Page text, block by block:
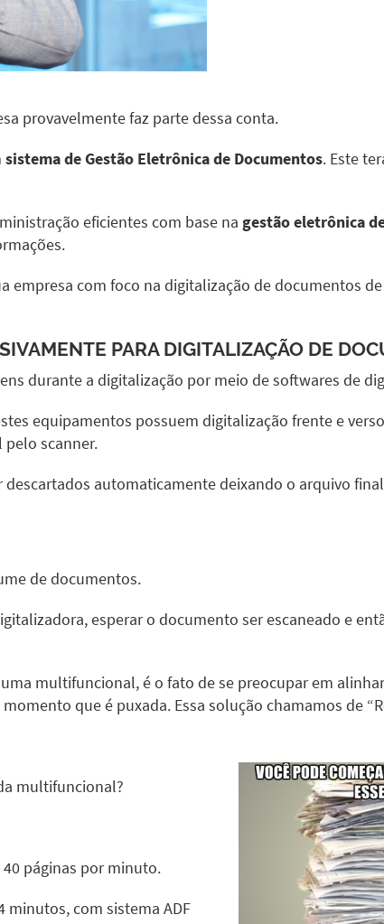
provavelmente faz parte dessa conta.
sistema de Gestão Eletrônica de Documentos. Este
eficientes com base na gestão eletrônica
empresa com foco na digitalização de documentos
PARA DIGITALIZAÇÃO DE
durante a digitalização por meio de softwares de
equipamentos possuem digitalização frente e
pelo scanner.
automaticamente deixando o arquivo
de documentos.
esperar o documento ser escaneado e
multifuncional, é o fato de se preocupar em
que é puxada. Essa solução chamamos de
multifuncional?
páginas por minuto.
minutos, com sistema ADF